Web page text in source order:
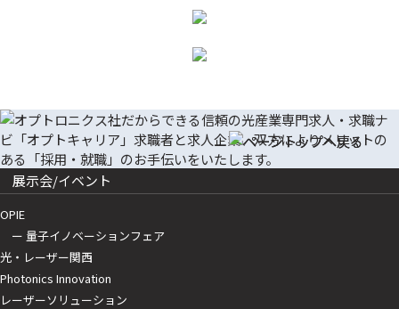
展示会/イベント
OPIE
ー 量子イノベーションフェア
光・レーザー関西
Photonics Innovation
レーザーソリューション